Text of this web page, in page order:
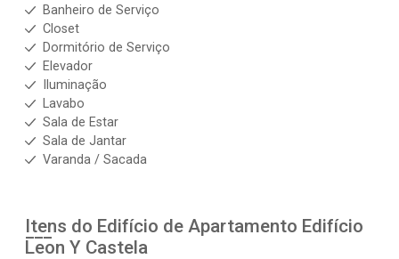
Banheiro de Serviço
Closet
Dormitório de Serviço
Elevador
Iluminação
Lavabo
Sala de Estar
Sala de Jantar
Varanda / Sacada
Itens do Edifício de Apartamento Edifício
Leon Y Castela